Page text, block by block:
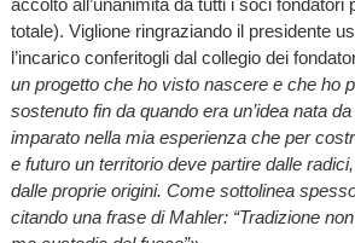
totale). Viglione ringraziando il presidente
l’incarico conferitogli dal collegio dei
un progetto che ho visto nascere e che ho
sostenuto fin da quando era un’idea nata
imparato nella mia esperienza che per
e futuro un territorio deve partire dalle
dalle proprie origini. Come sottolinea
citando una frase di Mahler: “Tradizione